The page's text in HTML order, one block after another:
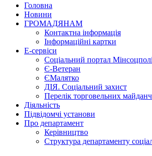
Головна
Новини
ГРОМАДЯНАМ
Контактна інформація
Інформаційні картки
Е-сервіси
Соціальний портал
Є-Ветеран
ЄМалятко
ДІЯ. Соціальний захист
Перелік торговельних
Діяльність
Підвідомчі установи
Про департамент
Керівництво
Структура департаменту